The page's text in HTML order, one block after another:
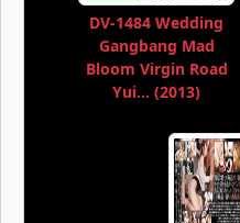
DV-1484 Wedding
Gangbang Mad
Bloom Virgin Road
Yui... (2013)